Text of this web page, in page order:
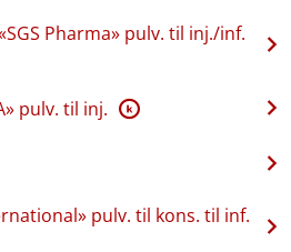
Pharma» pulv. til inj.​/​inf.
pulv. til inj. K
pulv. til kons. til inf.